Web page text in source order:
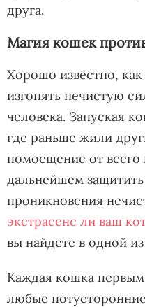
друга.
Магия кошек
Хорошо известно,
изгонять нечистую
человека. Запуская
где раньше жили
помоещение от всего
дальнейшем
проникновения
экстрасенс ли ваш
вы найдете в одной
Каждая кошка
любые